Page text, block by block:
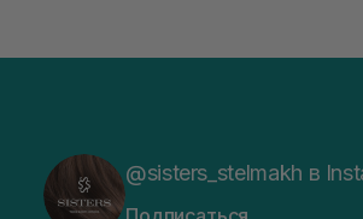
@sisters_stelmakh в